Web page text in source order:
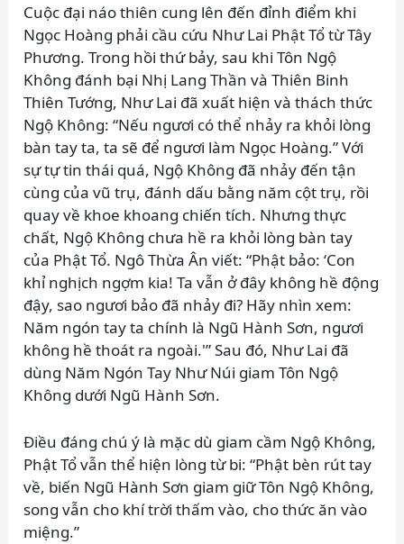
Cuộc đại náo thiên cung lên đến đỉnh điểm khi
Ngọc Hoàng phải cầu cứu Như Lai Phật Tổ từ Tây
Phương. Trong hồi thứ bảy, sau khi Tôn Ngộ
Không đánh bại Nhị Lang Thần và Thiên Binh
Thiên Tướng, Như Lai đã xuất hiện và thách thức
Ngộ Không: “Nếu ngươi có thể nhảy ra khỏi lòng
bàn tay ta, ta sẽ để ngươi làm Ngọc Hoàng.” Với
sự tự tin thái quá, Ngộ Không đã nhảy đến tận
cùng của vũ trụ, đánh dấu bằng năm cột trụ, rồi
quay về khoe khoang chiến tích. Nhưng thực
chất, Ngộ Không chưa hề ra khỏi lòng bàn tay
của Phật Tổ. Ngô Thừa Ân viết: “Phật bảo: ‘Con
khỉ nghịch ngợm kia! Ta vẫn ở đây không hề động
đậy, sao ngươi bảo đã nhảy đi? Hãy nhìn xem:
Năm ngón tay ta chính là Ngũ Hành Sơn, ngươi
không hề thoát ra ngoài.'” Sau đó, Như Lai đã
dùng Năm Ngón Tay Như Núi giam Tôn Ngộ
Không dưới Ngũ Hành Sơn.
Điều đáng chú ý là mặc dù giam cầm Ngộ Không,
Phật Tổ vẫn thể hiện lòng từ bi: “Phật bèn rút tay
về, biến Ngũ Hành Sơn giam giữ Tôn Ngộ Không,
song vẫn cho khí trời thấm vào, cho thức ăn vào
miệng.”